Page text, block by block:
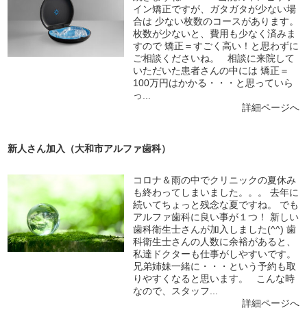
イン矯正ですが、ガタガタが少ない場
合は 少ない枚数のコースがあります。
枚数が少ないと、費用も少なく済みま
すので 矯正＝すごく高い！と思わずに
ご相談くださいね。 相談に来院して
いただいた患者さんの中には 矯正＝
100万円はかかる・・・と思っていら
っ...
詳細ページへ
新人さん加入（大和市アルファ歯科）
コロナ＆雨の中でクリニックの夏休み
も終わってしまいました。。。 去年に
続いてちょっと残念な夏ですね。 でも
アルファ歯科に良い事が１つ！ 新しい
歯科衛生士さんが加入しました(^^) 歯
科衛生士さんの人数に余裕があると、
私達ドクターも仕事がしやすいです。
兄弟姉妹一緒に・・・という予約も取
りやすくなると思います。 こんな時
なので、スタッフ...
詳細ページへ